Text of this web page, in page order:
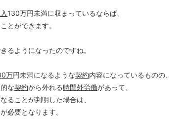
130万円未満に収まっているならば、
とができます。
るようになったのですね。
万円未満になるような契約内容になっているものの、
な契約から外れる時間外労働があって、
ることが判明した場合は、
必要となります。